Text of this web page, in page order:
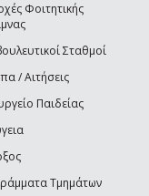
Φοιτητικής
Σταθμοί
/ Αιτήσεις
Παιδείας
Τμημάτων